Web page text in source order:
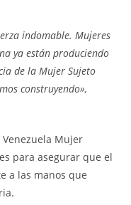
indomable. Mujeres
ya están produciendo
de la Mujer Sujeto
construyendo»,
Mujer
para asegurar que el
a las manos que